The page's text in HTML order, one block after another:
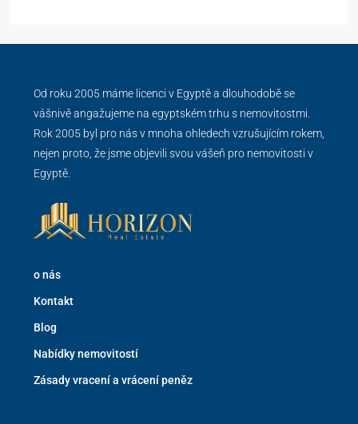
Od roku 2005 máme licenci v Egyptě a dlouhodobě se
vášnivě angažujeme na egyptském trhu s nemovitostmi.
Rok 2005 byl pro nás v mnoha ohledech vzrušujícím rokem,
nejen proto, že jsme objevili svou vášeň pro nemovitosti v
Egyptě.
o nás
Kontakt
Blog
Nabídky nemovitostí
Zásady vracení a vrácení peněz